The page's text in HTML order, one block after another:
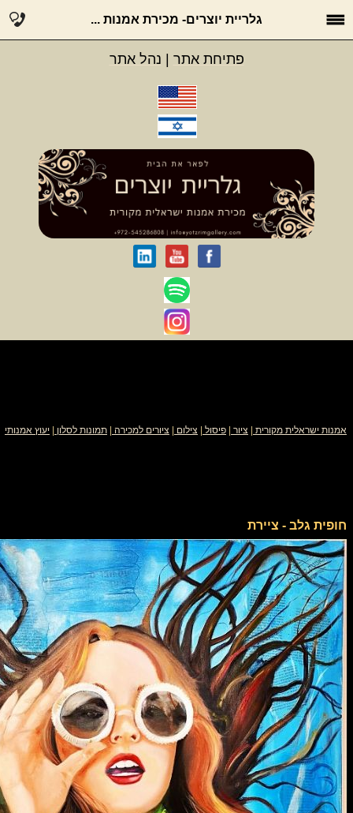
גלריית יוצרים- מכירת אמנות ...
פתיחת אתר נהל אתר
אמנות ישראלית מקורית ציור פיסול צילום ציורים למכירה תמונות לסלון יעוץ אמנותי
חופית גלב - ציירת